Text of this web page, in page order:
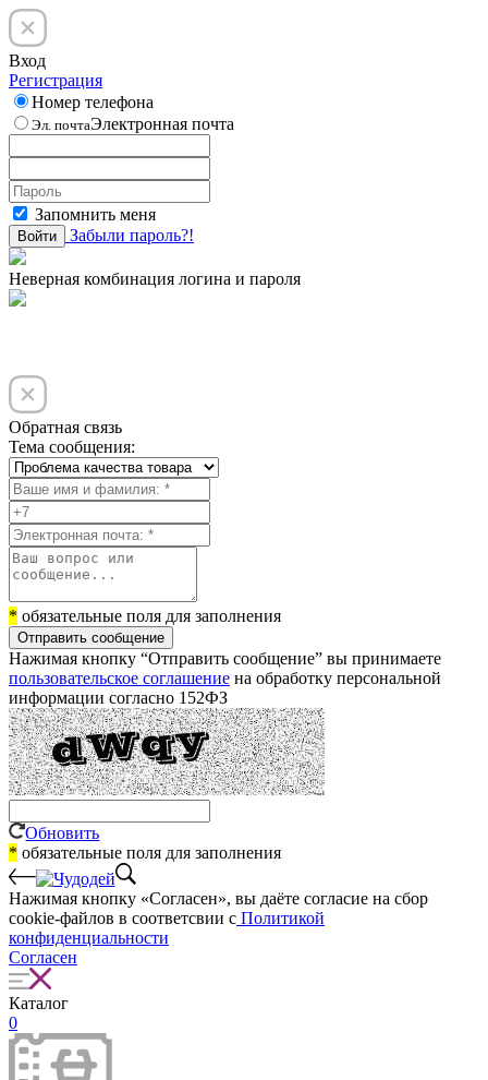
Вход
Регистрация
Номер телефона
Эл. почтаЭлектронная почта
Запомнить меня
Войти Забыли пароль?!
Неверная комбинация логина и пароля
Обратная связь
Тема сообщения:
* обязательные поля для заполнения
Отправить сообщение
Нажимая кнопку “Отправить сообщение” вы принимаете
пользовательское соглашение на обработку персональной
информации согласно 152ФЗ
Обновить
* обязательные поля для заполнения
Нажимая кнопку «Согласен», вы даёте cогласие на сбор
cookie-файлов в соответсвии с Политикой
конфиденциальности
Согласен
Каталог
0